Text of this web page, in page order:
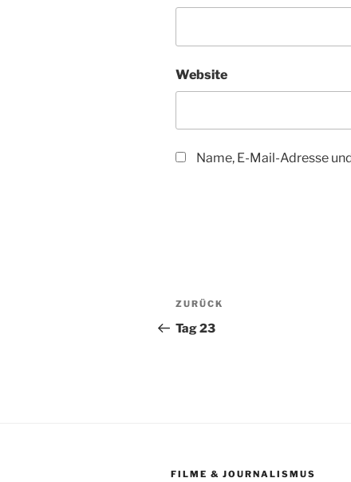
Website
Name, E-Mail-Adresse
Beitragsnavigation
Vorheriger
Beitrag
ZURÜCK
Tag 23
FILME & JOURNALISMUS